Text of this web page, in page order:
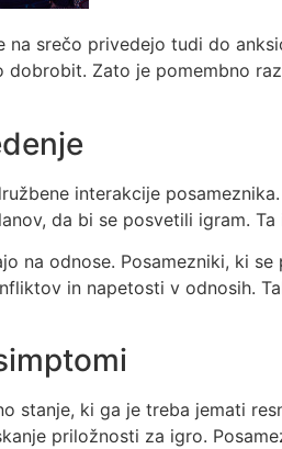
na srečo privedejo tudi do
dobrobit. Zato je pomembno
interakcije
da bi se posvetili igram.
na odnose. Posamezniki, ki
in napetosti v odnosih.
stanje, ki ga je treba jemati
priložnosti za igro.